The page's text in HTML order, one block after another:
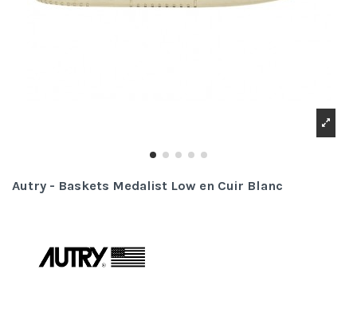
Autry - Baskets Medalist Low en Cuir Blanc